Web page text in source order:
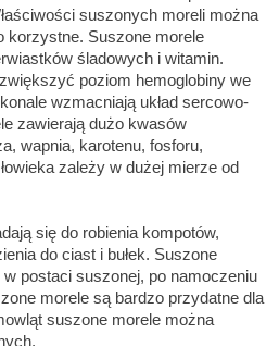
suszonych moreli można
korzystne. Suszone morele
śladowych i witamin.
poziom hemoglobiny we
wzmacniają układ sercowo-
zawierają dużo kwasów
wapnia, karotenu, fosforu,
zależy w dużej mierze od
się do robienia kompotów,
do ciast i bułek. Suszone
postaci suszonej, po namoczeniu
morele są bardzo przydatne dla
suszone morele można